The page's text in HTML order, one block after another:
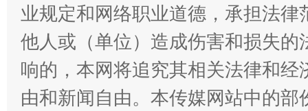
解纷+调解+退费，一次搞定
业规定和网络职业道德，承担法
他人或（单位）造成伤害和损失
响的，本网将追究其相关法律和
由和新闻自由。本传媒网站中的